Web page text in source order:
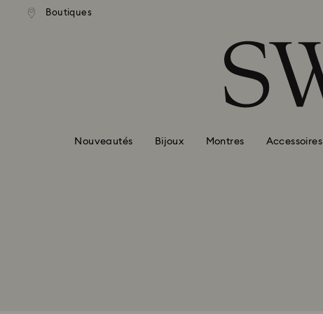
Accesskeys list
Boutiques
standard gratuite pour
supérieure à 99 EUR
Nouveautés Bijoux Montres Accessoires